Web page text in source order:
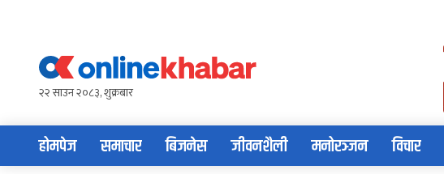
content२२ साउन २०८३, शुक्रबार
होमपेज समाचार बिजनेस जीवनशैली मनोरञ्जन विचार